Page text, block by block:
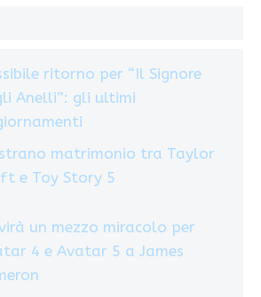
ritorno per “Il Signore
Anelli”: gli ultimi
matrimonio tra Taylor
e Toy Story 5
un mezzo miracolo per
4 e Avatar 5 a James